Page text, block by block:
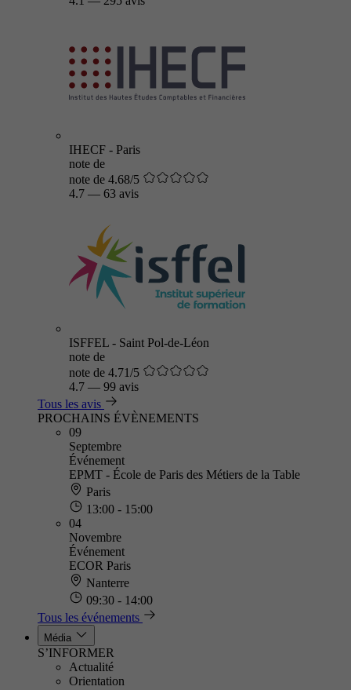
IHECF - Paris
note de
note de 4.68/5
4.7 — 63 avis
ISFFEL - Saint Pol-de-Léon
note de
note de 4.71/5
4.7 — 99 avis
Tous les avis
PROCHAINS ÉVÈNEMENTS
09
Septembre
Événement
EPMT - École de Paris des Métiers de la Table
Paris
13:00 - 15:00
04
Novembre
Événement
ECOR Paris
Nanterre
09:30 - 14:00
Tous les événements
Média
S’INFORMER
Actualité
Orientation